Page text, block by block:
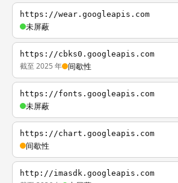
https://wear.googleapis.com
未屏蔽
https://cbks0.googleapis.com
截至 2025 年 间歇性
https://fonts.googleapis.com
未屏蔽
https://chart.googleapis.com
间歇性
http://imasdk.googleapis.com